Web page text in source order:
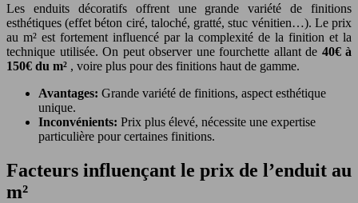
Les enduits décoratifs offrent une grande variété de finitions
esthétiques (effet béton ciré, taloché, gratté, stuc vénitien…). Le prix
au m² est fortement influencé par la complexité de la finition et la
technique utilisée. On peut observer une fourchette allant de 40€ à
150€ du m² , voire plus pour des finitions haut de gamme.
Avantages: Grande variété de finitions, aspect esthétique
unique.
Inconvénients: Prix plus élevé, nécessite une expertise
particulière pour certaines finitions.
Facteurs influençant le prix de l’enduit au
m²